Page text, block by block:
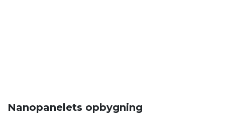
Nanopanelets opbygning